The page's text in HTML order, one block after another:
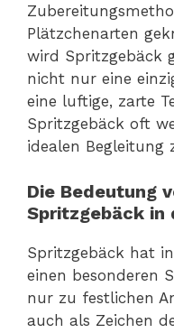
Plätzchenarten
wird Spritzgebäck
nicht nur eine
eine luftige, zarte
Spritzgebäck oft
idealen Begleitung
Die Bedeutung
Spritzgebäck in
Spritzgebäck hat
einen besonderen
nur zu festlichen
auch als Zeichen